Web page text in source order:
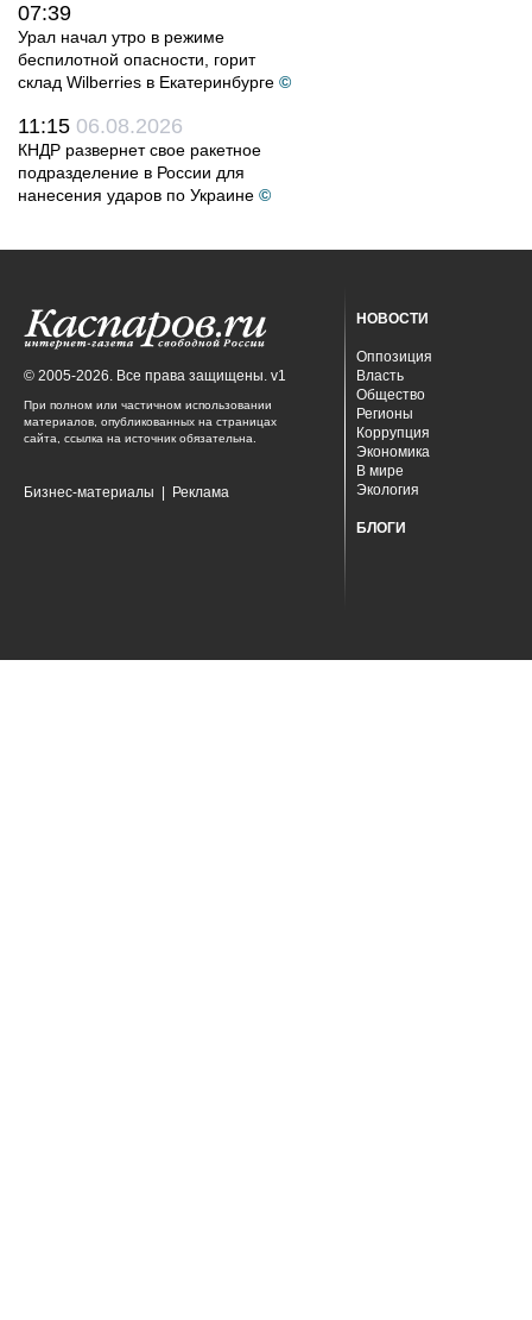
07:39
Урал начал утро в режиме
беспилотной опасности, горит
склад Wilberries в Екатеринбурге ©
11:15 06.08.2026
КНДР развернет свое ракетное
подразделение в России для
нанесения ударов по Украине ©
© 2005-2026. Все права защищены. v1
При полном или частичном использовании
материалов, опубликованных на страницах
сайта, ссылка на источник обязательна.
Бизнес-материалы Реклама
НОВОСТИ
Оппозиция
Власть
Общество
Регионы
Коррупция
Экономика
В мире
Экология
БЛОГИ